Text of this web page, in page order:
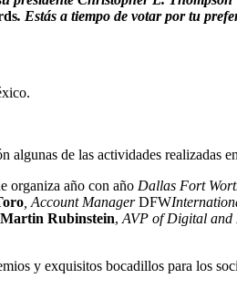
. Estás a tiempo de votar por tu
algunas de las actividades
organiza año con año Dallas Fort
, Account ManagerDFW
Martin Rubinstein, AVP of Digital and
y exquisitos bocadillos para los